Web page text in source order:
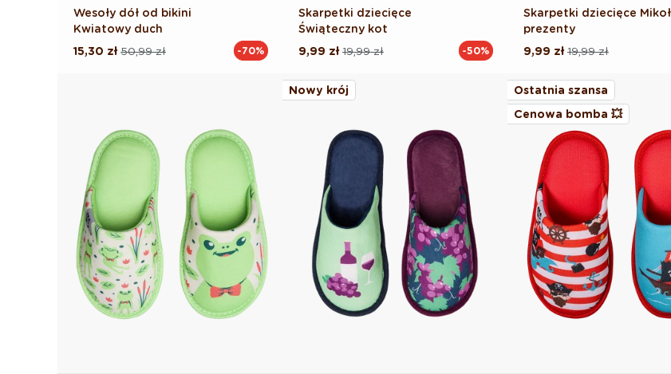
Wesoły dół od bikini
Kwiatowy duch
Cena
50,99 zł
Cena
15,30 zł -70%
Skarpetki dziecięce
Świąteczny kot
Cena
19,99 zł
Cena
9,99 zł -50%
Skarpetki dziecięce
prezenty
Cena
19,99 zł
Cena
9,99 zł
Nowy krój
Ostatnia szansa
Cenowa bomba 💥